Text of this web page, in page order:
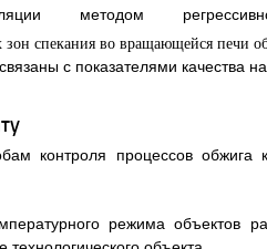
методом
с показателями
контроля процессов
режима объектов